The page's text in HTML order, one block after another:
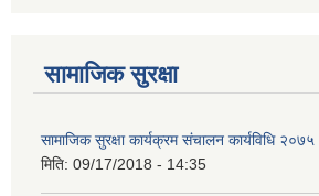
सामाजिक सुरक्षा
सामाजिक सुरक्षा कार्यक्रम संचालन कार्यविधि २०७५
मिति: 09/17/2018 - 14:35